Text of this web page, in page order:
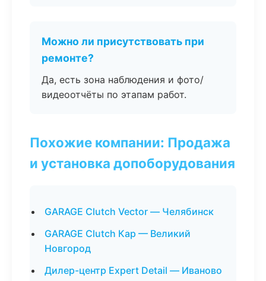
Можно ли присутствовать при
ремонте?
Да, есть зона наблюдения и фото/
видеоотчёты по этапам работ.
Похожие компании: Продажа
и установка допоборудования
GARAGE Clutch Vector — Челябинск
GARAGE Clutch Кар — Великий
Новгород
Дилер-центр Expert Detail — Иваново